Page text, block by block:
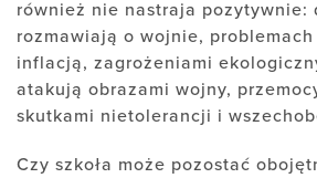
również nie nastraja pozytywnie:
rozmawiają o wojnie,
inflacją, zagrożeniami
atakują obrazami wojny,
skutkami nietolerancji i
Czy szkoła może pozostać